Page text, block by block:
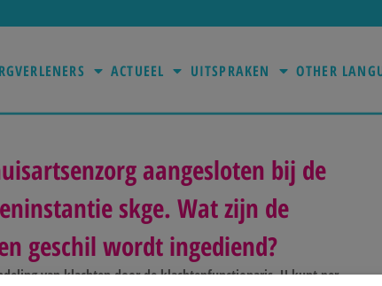
ACTUEEL UITSPRAKEN OTHER
aangesloten bij de
skge. Wat zijn de
geschil wordt ingediend?
van klachten door de klachtenfunctionaris. U kunt per